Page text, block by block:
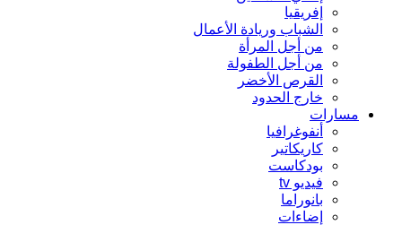
إفريقيا
الشباب وريادة الأعمال
من أجل المرأة
من أجل الطفولة
القرص الأخضر
خارج الحدود
مسارات
أنفوغرافيا
كاريكاتير
بودكاست
فيديو tv
بانوراما
إضاءات